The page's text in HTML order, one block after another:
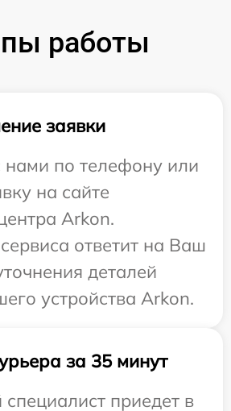
работы
заявки
нами по телефону или
на сайте
Arkon.
ответит на Ваш
деталей
устройства Arkon.
за 35 минут
специалист приедет в